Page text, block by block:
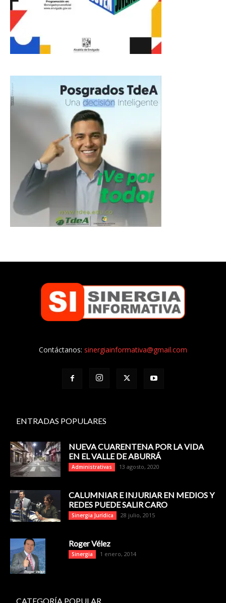
Contáctanos: sinergiainformativa@gmail.com
ENTRADAS POPULARES
NUEVA CUARENTENA POR LA VIDA
EN EL VALLE DE ABURRÁ
Administrativas 13 agosto, 2020
CALUMNIAR E INJURIAR EN MEDIOS Y
REDES PUEDE SALIR CARO
Sinergia Jurídica 28 julio, 2015
Roger Vélez
Sinergia 1 enero, 2014
CATEGORÍA POPULAR